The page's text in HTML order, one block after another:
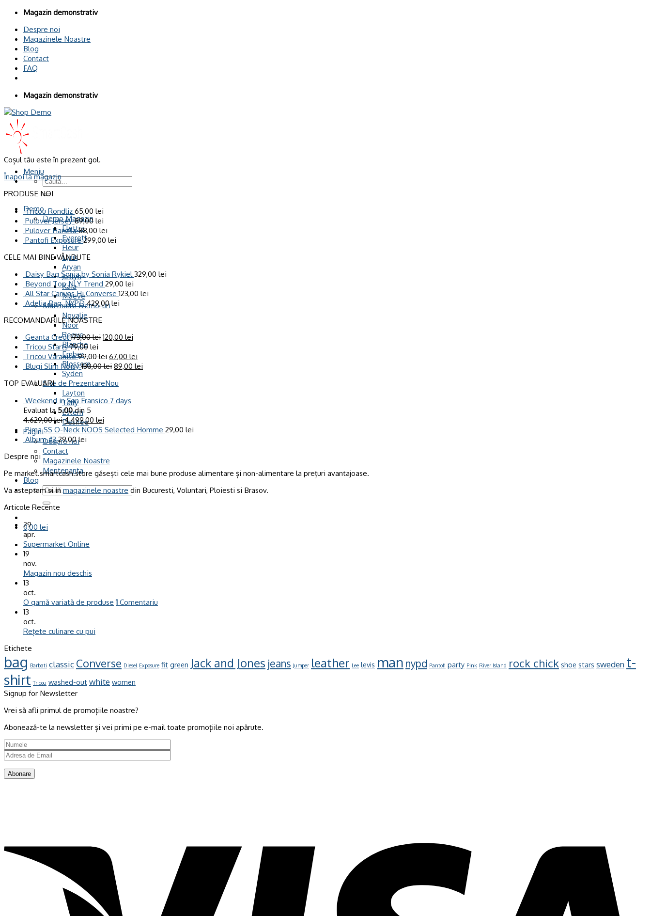
OmitețiMagazin demonstrativ
Despre noi
Magazinele Noastre
Blog
Contact
FAQ
Magazin demonstrativ
Meniu
Caută
după:
Demo
Demo Magazin
Elettra
Everett
Fleur
Lyrik
Aryan
Joslyn
Kaia
Maeve
Mai multe Demo-uri
Novalie
Noor
Reeve
Blanche
Ember
Blossom
Syden
Site de Prezentare
Layton
Tally
Estern
Desiree
Pagini
Despre noi
Contact
Magazinele Noastre
Mentenanta
Blog
Caută
0,00 lei
Coșul tău este în prezent gol.
Înapoi la magazin
PRODUSE NOI
Tricou Rondliz 65,00 lei
Pulover Jersey 89,00 lei
Pulover Harizsa 88,00 lei
Pantofi Exposure 299,00 lei
CELE MAI BINE VÂNDUTE
Daisy Bag Sonia by Sonia Rykiel 329,00 lei
Beyond Top NLY Trend 29,00 lei
All Star Canvas Hi Converse 123,00 lei
Adelia Bag, NYPD 429,00lei
RECOMANDARILE NOASTRE
Geanta Creol 173,00lei 120,00 lei
Tricou Starts 79,00 lei
Tricou Varanise 99,00lei 67,00 lei
Blugi Slim Noisy 130,00lei 89,00 lei
TOP EVALUARI
Weekend in San Fransico 7 days
Evaluat la 5.00din 5
4.629,00lei 4.499,00 lei
Pima SS O-Neck NOOS Selected Homme 29,00 lei
Album #3 29,00lei
Despre noi
Pe market.smartcash.store găsești cele mai bune produse alimentare și non-alimentare la prețuri avantajoase.
Va asteptam si inmagazinele noastre din Bucuresti, Voluntari, Ploiesti si Brasov.
Articole Recente
29
apr.
Supermarket Online
19
nov.
Magazin nou deschis
13
oct.
O gamă variată de produse 1 Comentariu
13
oct.
Rețete culinare cu pui
Etichete
bag Barbati classic Converse Diesel Exposure fit green Jack and Jones jeans Jumper leather Lee levis man nypd Pantofi party Pink River Island rock chick shoe stars sweden t-
shirt Tricou washed-out white women
Signup for Newsletter
Vrei să afli primul de promoțiile noastre?
Abonează-te la newsletter și vei primi pe e-mail toate promoțiile noi apărute.